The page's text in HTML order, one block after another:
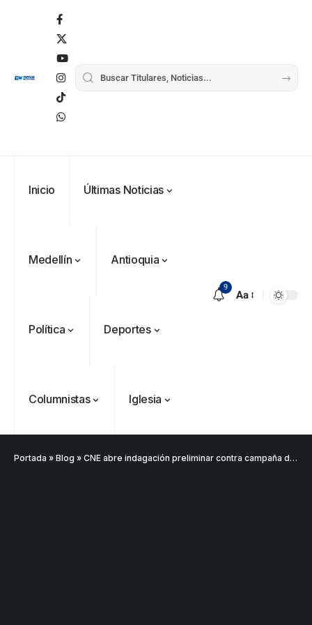
Inicio Últimas Noticias
Medellín Antioquia
Política Deportes
Columnistas Iglesia
9
Aa
Portada » Blog » CNE abre indagación preliminar contra campaña de Iván Cepeda por presuntas irregularidades financieras